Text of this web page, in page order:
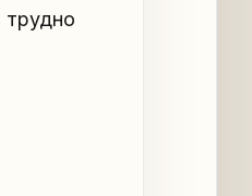
трудно